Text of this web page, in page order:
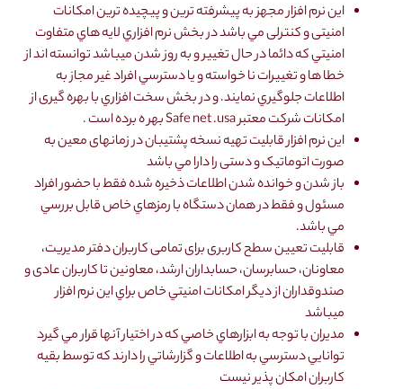
این نرم افزار مجهز به پیشرفته ترین و پيچيده ترين امکانات
امنیتی و کنترلی مي باشد در بخش نرم افزاري لايه هاي متفاوت
امنيتي كه دائما در حال تغيير و به روز شدن ميباشد توانسته اند از
خطا ها و تغييرات نا خواسته و يا دسترسي افراد غير مجاز به
اطلاعات جلوگيري نمايند. و در بخش سخت افزاري با بهره گیری از
امکانات شركت معتبر Safe net .usa بهر ه برده است .
این نرم افزار قابلیت تهیه نسخه پشتیبان در زمانهای معین به
صورت اتوماتیک و دستی را دارا مي باشد
باز شدن و خوانده شدن اطلاعات ذخيره شده فقط با حضور افراد
مسئول و فقط در همان دستگاه با رمزهاي خاص قابل بررسي
مي باشد.
قابلیت تعیین سطح کاربری برای تمامی کاربران دفتر مدیریت،
معاونان، حسابرسان، حسابداران ارشد، معاونین تا کاربران عادی و
صندوقداران از ديگر امكانات امنيتي خاص براي اين نرم افزار
ميباشد
مديران با توجه به ابزارهاي خاصي كه در اختيار آنها قرار مي گيرد
توانايي دسترسي به اطلاعات و گزارشاتي را دارند كه توسط بقيه
كاربران امكان پذير نيست